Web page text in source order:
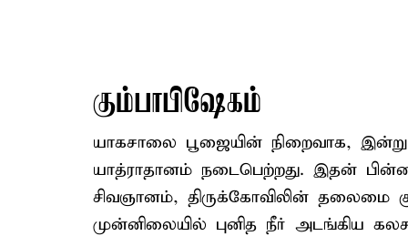
கும்பாபிஷேகம்
யாகசாலை பூஜையின் நிறைவாக,
யாத்ராதானம் நடைபெற்றது. இதன்
சிவஞானம், திருக்கோவிலின் தலைமை
முன்னிலையில் புனித நீர் அடங்கிய